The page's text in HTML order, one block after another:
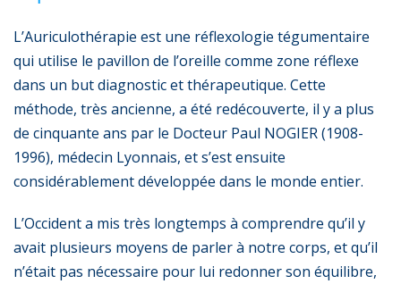
L’Auriculothérapie est une réflexologie tégumentaire
qui utilise le pavillon de l’oreille comme zone réflexe
dans un but diagnostic et thérapeutique. Cette
méthode, très ancienne, a été redécouverte, il y a plus
de cinquante ans par le Docteur Paul NOGIER (1908-
1996), médecin Lyonnais, et s’est ensuite
considérablement développée dans le monde entier.
L’Occident a mis très longtemps à comprendre qu’il y
avait plusieurs moyens de parler à notre corps, et qu’il
n’était pas nécessaire pour lui redonner son équilibre,